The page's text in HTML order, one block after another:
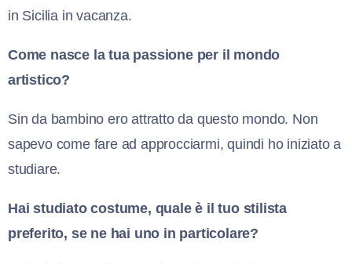
in Sicilia in vacanza.
Come nasce la tua passione per il mondo
artistico?
Sin da bambino ero attratto da questo mondo. Non
sapevo come fare ad approcciarmi, quindi ho iniziato a
studiare.
Hai studiato costume, quale è il tuo stilista
preferito, se ne hai uno in particolare?